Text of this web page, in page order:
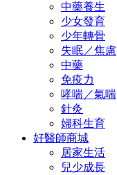
中藥養生
少女發育
少年轉骨
失眠／焦慮
中藥
免疫力
哮喘／氣喘
針灸
婦科生育
好醫師商城
居家生活
兒少成長